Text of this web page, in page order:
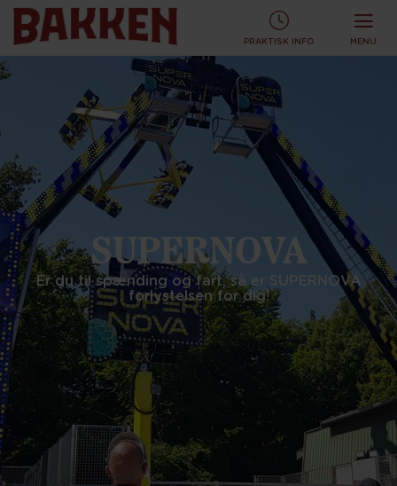
SUPERNOVA
Er du til spænding og fart, så er SUPERNOVA
forlystelsen for dig!
PRAKTISK INFO MENU
KØB TURBÅND ONLINE OG SPAR! KØB ONLINE